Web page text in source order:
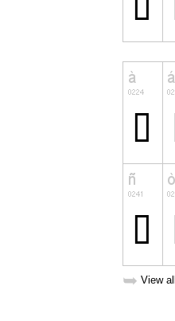
➥ View